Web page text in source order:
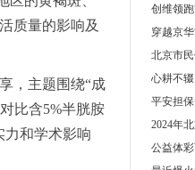
质量的影响及
，主题围绕“成
比含5%半胱胺
力和学术影响
创维领
穿越京
北京市
心耕不
平安担
2024年
公益体